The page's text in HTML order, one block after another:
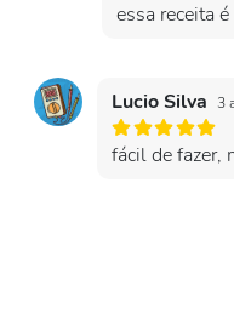
essa receita
Lucio Silva 3
fácil de fazer,